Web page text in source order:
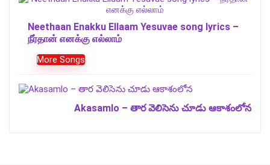
Neethaan Enakku Ellaam Yesuvae song lyrics –
நீர்தான் எனக்கு எல்லாம்
More Songs
Akasamlo – తార వెలిసెను చూడు ఆకాశంలోన